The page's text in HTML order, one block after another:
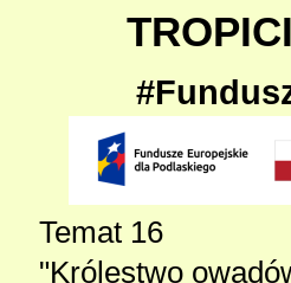
Temat 16
"Królestwo